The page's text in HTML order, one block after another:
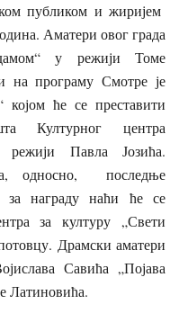
публиком и жиријем
Аматери овог града
у режији Томе
на програму Смотре је
ће се преставити
Културног центра
Павла Јозића.
односно, последње
за награду наћи ће се
за културу „Свети
Драмски аматери
Савића „Појава
Латиновића.